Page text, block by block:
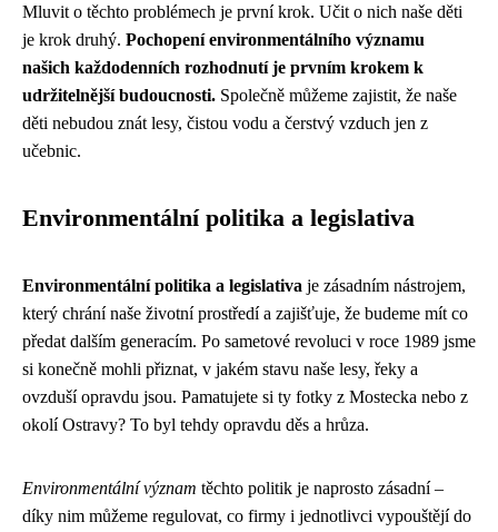
Mluvit o těchto problémech je první krok. Učit o nich naše děti
je krok druhý. Pochopení environmentálního významu
našich každodenních rozhodnutí je prvním krokem k
udržitelnější budoucnosti. Společně můžeme zajistit, že naše
děti nebudou znát lesy, čistou vodu a čerstvý vzduch jen z
učebnic.
Environmentální politika a legislativa
Environmentální politika a legislativa je zásadním nástrojem,
který chrání naše životní prostředí a zajišťuje, že budeme mít co
předat dalším generacím. Po sametové revoluci v roce 1989 jsme
si konečně mohli přiznat, v jakém stavu naše lesy, řeky a
ovzduší opravdu jsou. Pamatujete si ty fotky z Mostecka nebo z
okolí Ostravy? To byl tehdy opravdu děs a hrůza.
Environmentální význam těchto politik je naprosto zásadní –
díky nim můžeme regulovat, co firmy i jednotlivci vypouštějí do